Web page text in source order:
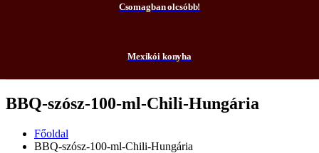
Csomagban olcsóbb!
Mexikói konyha
BBQ-szósz-100-ml-Chili-Hungária
Főoldal
BBQ-szósz-100-ml-Chili-Hungária